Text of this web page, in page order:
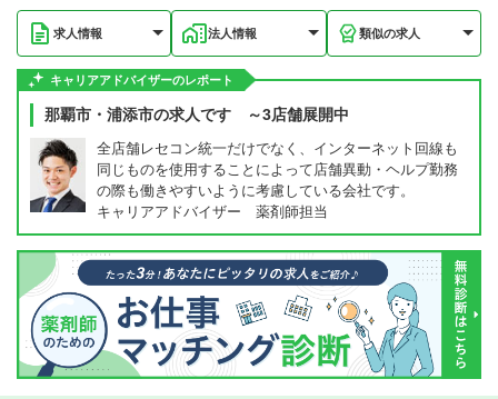
求人情報 法人情報 類似の求人
キャリアアドバイザーのレポート
那覇市・浦添市の求人です ～3店舗展開中
全店舗レセコン統一だけでなく、インターネット回線も
同じものを使用することによって店舗異動・ヘルプ勤務
の際も働きやすいように考慮している会社です。
キャリアアドバイザー 薬剤師担当